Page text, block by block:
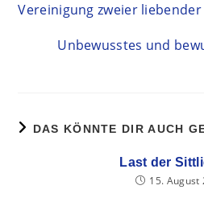
Vereinigung zweier liebender
Unbewusstes und
DAS KÖNNTE DIR AUCH
Last der
15. August